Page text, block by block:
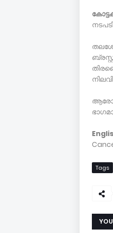
Tags